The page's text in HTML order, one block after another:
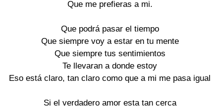
Que me prefieras a mi.
Que podrá pasar el tiempo
Que siempre voy a estar en tu mente
Que siempre tus sentimientos
Te llevaran a donde estoy
Eso está claro, tan claro como que a mi me pasa igual
Si el verdadero amor esta tan cerca